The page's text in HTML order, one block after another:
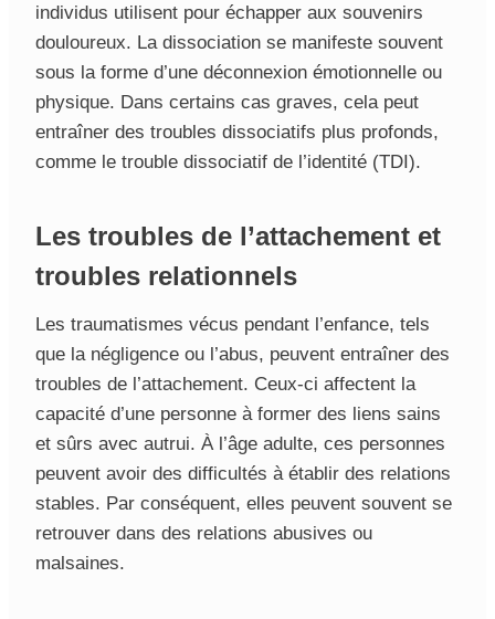
individus utilisent pour échapper aux souvenirs
douloureux. La dissociation se manifeste souvent
sous la forme d’une déconnexion émotionnelle ou
physique. Dans certains cas graves, cela peut
entraîner des troubles dissociatifs plus profonds,
comme le trouble dissociatif de l’identité (TDI).
Les troubles de l’attachement et
troubles relationnels
Les traumatismes vécus pendant l’enfance, tels
que la négligence ou l’abus, peuvent entraîner des
troubles de l’attachement. Ceux-ci affectent la
capacité d’une personne à former des liens sains
et sûrs avec autrui. À l’âge adulte, ces personnes
peuvent avoir des difficultés à établir des relations
stables. Par conséquent, elles peuvent souvent se
retrouver dans des relations abusives ou
malsaines.